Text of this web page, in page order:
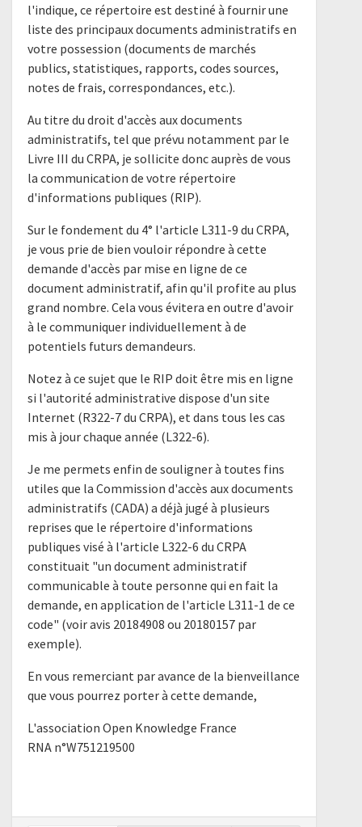
l'indique, ce répertoire est destiné à fournir une
liste des principaux documents administratifs en
votre possession (documents de marchés
publics, statistiques, rapports, codes sources,
notes de frais, correspondances, etc.).
Au titre du droit d'accès aux documents
administratifs, tel que prévu notamment par le
Livre III du CRPA, je sollicite donc auprès de vous
la communication de votre répertoire
d'informations publiques (RIP).
Sur le fondement du 4° l'article L311-9 du CRPA,
je vous prie de bien vouloir répondre à cette
demande d'accès par mise en ligne de ce
document administratif, afin qu'il profite au plus
grand nombre. Cela vous évitera en outre d'avoir
à le communiquer individuellement à de
potentiels futurs demandeurs.
Notez à ce sujet que le RIP doit être mis en ligne
si l'autorité administrative dispose d'un site
Internet (R322-7 du CRPA), et dans tous les cas
mis à jour chaque année (L322-6).
Je me permets enfin de souligner à toutes fins
utiles que la Commission d'accès aux documents
administratifs (CADA) a déjà jugé à plusieurs
reprises que le répertoire d'informations
publiques visé à l'article L322-6 du CRPA
constituait "un document administratif
communicable à toute personne qui en fait la
demande, en application de l'article L311-1 de ce
code" (voir avis 20184908 ou 20180157 par
exemple).
En vous remerciant par avance de la bienveillance
que vous pourrez porter à cette demande,
L'association Open Knowledge France
RNA n°W751219500